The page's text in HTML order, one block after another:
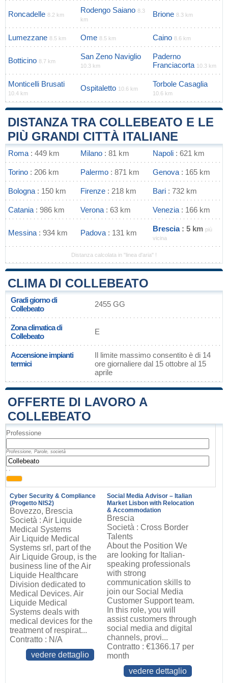
Roncadelle 8.2 km
Rodengo Saiano 8.3
km
Brione 8.3 km
Lumezzane 8.5 km Ome 8.5 km Caino 8.6 km
Botticino 8.7 km
San Zeno Naviglio
10.3 km
Paderno
Franciacorta 10.3 km
Monticelli Brusati
10.4 km
Ospitaletto 10.6 km
Torbole Casaglia
10.6 km
DISTANZA TRA COLLEBEATO E LE
PIÙ GRANDI CITTÀ ITALIANE
Roma : 449 km Milano : 81 km Napoli : 621 km
Torino : 206 km Palermo : 871 km Genova : 165 km
Bologna : 150 km Firenze : 218 km Bari : 732 km
Catania : 986 km Verona : 63 km Venezia : 166 km
Messina : 934 km Padova : 131 km Brescia: 5 km più
vicina
Distanza calcolata in "linea d'aria" !
CLIMA DI COLLEBEATO
Gradi giorno di
Collebeato
2455 GG
Zona climatica di
Collebeato
E
Accensione impianti
termici
Il limite massimo consentito è di 14
ore giornaliere dal 15 ottobre al 15
aprile
OFFERTE DI LAVORO A
COLLEBEATO
Professione
Professione, Parole, società
, ,
Cyber Security & Compliance
(Progetto NIS2)
Bovezzo, Brescia
Società : Air Liquide
Medical Systems
Air Liquide Medical
Systems srl, part of the
Air Liquide Group, is the
business line of the Air
Liquide Healthcare
Division dedicated to
Medical Devices. Air
Liquide Medical
Systems deals with
medical devices for the
treatment of respirat...
Contratto : N/A
vedere dettaglio
Social Media Advisor – Italian
Market Lisbon with Relocation
& Accommodation
Brescia
Società : Cross Border
Talents
About the Position We
are looking for Italian-
speaking professionals
with strong
communication skills to
join our Social Media
Customer Support team.
In this role, you will
assist customers through
social media and digital
channels, provi...
Contratto : €1366.17 per
month
vedere dettaglio